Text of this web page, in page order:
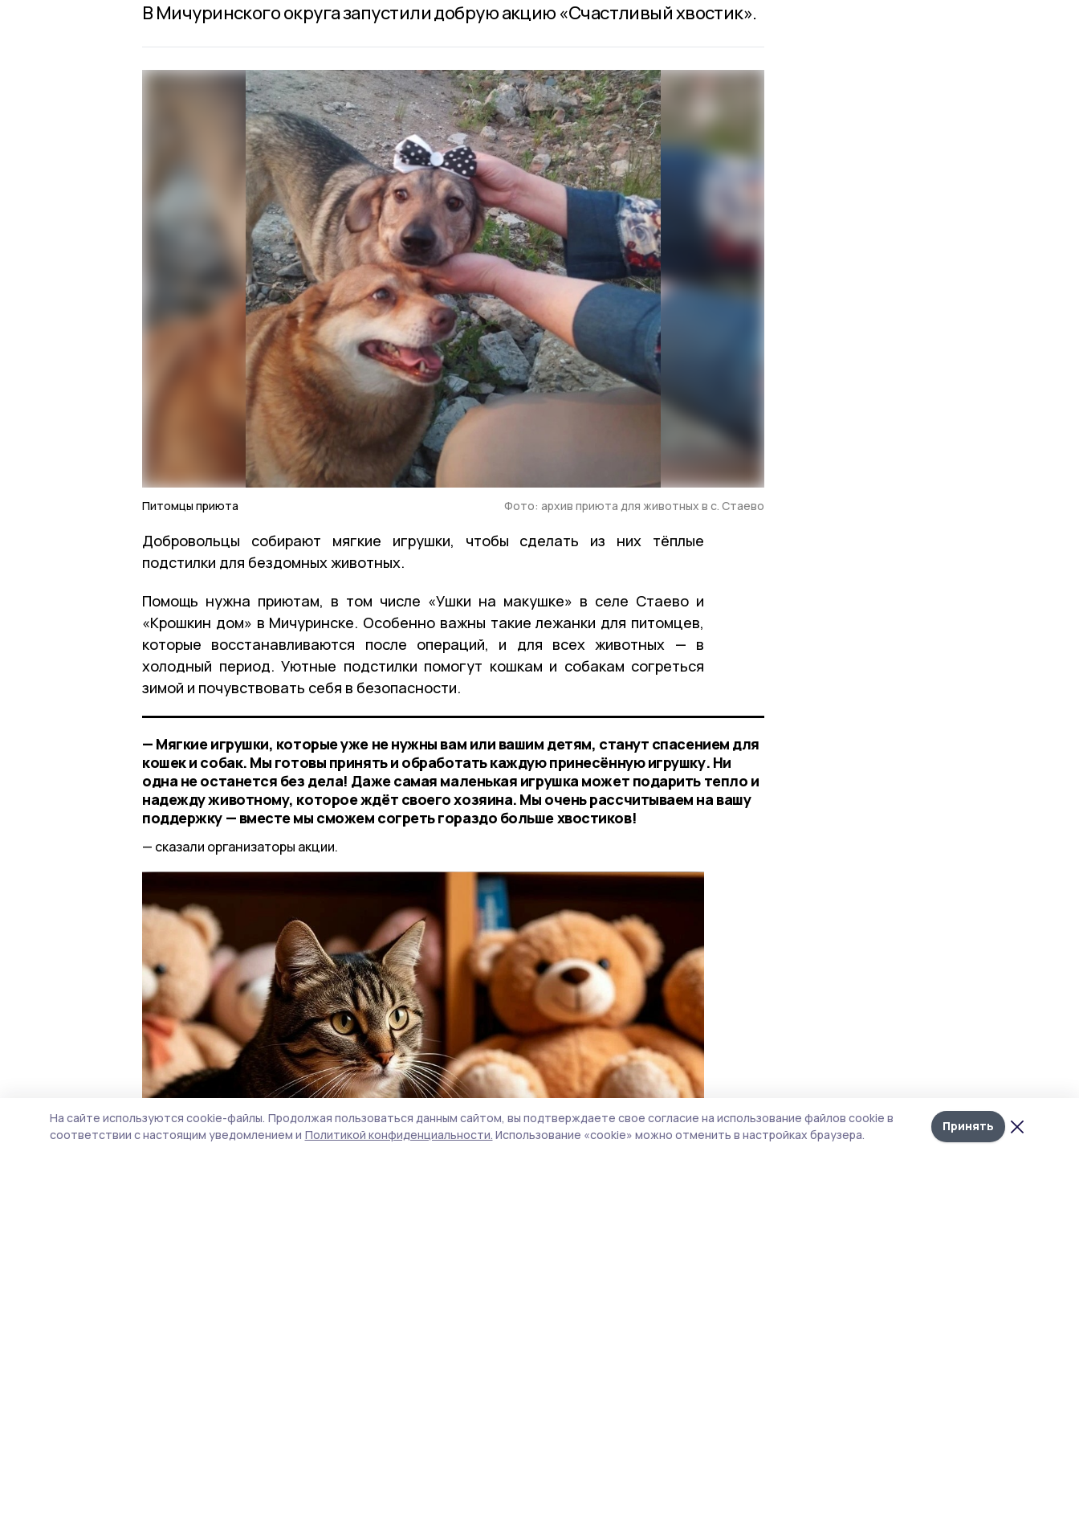
Лента
новостей
В Мичуринского округа запустили добрую акцию «Счастливый хвостик».
Питомцы приюта Фото: архив приюта для животных в с. Стаево
Добровольцы собирают мягкие игрушки, чтобы сделать из них тёплые
подстилки для бездомных животных.
Помощь нужна приютам, в том числе «Ушки на макушке» в селе Стаево и
«Крошкин дом» в Мичуринске. Особенно важны такие лежанки для питомцев,
которые восстанавливаются после операций, и для всех животных — в
холодный период. Уютные подстилки помогут кошкам и собакам согреться
зимой и почувствовать себя в безопасности.
— Мягкие игрушки, которые уже не нужны вам или вашим детям, станут спасением для
кошек и собак. Мы готовы принять и обработать каждую принесённую игрушку. Ни
одна не останется без дела! Даже самая маленькая игрушка может подарить тепло и
надежду животному, которое ждёт своего хозяина. Мы очень рассчитываем на вашу
поддержку — вместе мы сможем согреть гораздо больше хвостиков!
сказали организаторы акции.
На сайте используются cookie-файлы. Продолжая пользоваться данным сайтом, вы подтверждаете свое согласие на использование файлов cookie в
соответствии с настоящим уведомлением и Политикой конфиденциальности. Использование «cookie» можно отменить в настройках браузера.
Принять